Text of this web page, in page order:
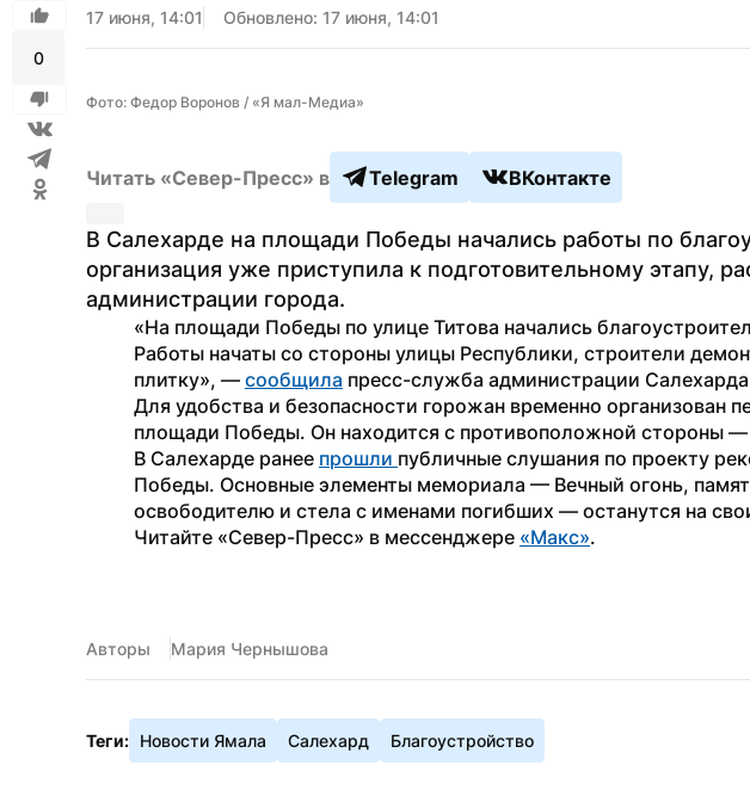
0
17 июня, 14:01 Обновлено: 17 июня, 14:01
Фото: Федор Воронов / «Я мал-Медиа»
Читать «Север-Пресс» в Telegram ВКонтакте
В Салехарде на площади Победы начались работы по
организация уже приступила к подготовительному этапу,
администрации города.
«На площади Победы по улице Титова начались
Работы начаты со стороны улицы Республики, строители
плитку», — сообщила пресс-служба администрации
Для удобства и безопасности горожан временно организован
площади Победы. Он находится с противоположной стороны
В Салехарде ранее прошли публичные слушания по проекту
Победы. Основные элементы мемориала — Вечный огонь,
освободителю и стела с именами погибших — останутся на
Читайте «Север-Пресс» в мессенджере «Макс».
Авторы Мария Чернышова
Теги: Новости Ямала Салехард Благоустройство